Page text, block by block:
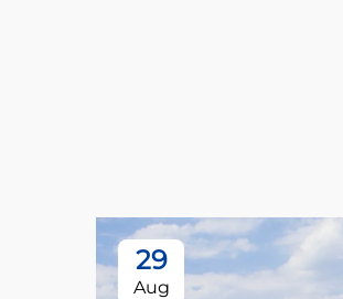
29
Aug